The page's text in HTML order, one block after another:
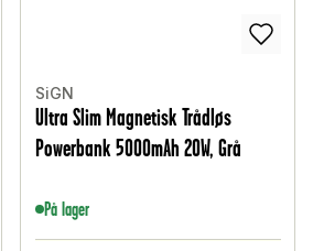
SiGN
Ultra Slim Magnetisk Trådløs
Powerbank 5000mAh 20W, Grå
På lager